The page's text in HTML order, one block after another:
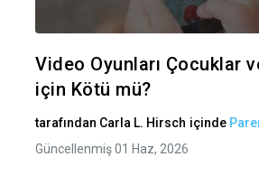
Video Oyunları Çocuklar
için Kötü mü?
tarafından Carla L. Hirsch içinde
Güncellenmiş 01 Haz, 2026